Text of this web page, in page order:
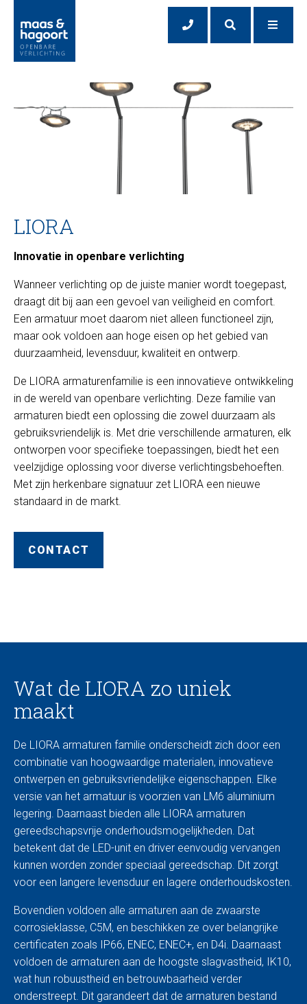
LIORA
Innovatie in openbare verlichting
Wanneer verlichting op de juiste manier wordt toegepast,
draagt dit bij aan een gevoel van veiligheid en comfort.
Een armatuur moet daarom niet alleen functioneel zijn,
maar ook voldoen aan hoge eisen op het gebied van
duurzaamheid, levensduur, kwaliteit en ontwerp.
De LIORA armaturenfamilie is een innovatieve ontwikkeling
in de wereld van openbare verlichting. Deze familie van
armaturen biedt een oplossing die zowel duurzaam als
gebruiksvriendelijk is. Met drie verschillende armaturen, elk
ontworpen voor specifieke toepassingen, biedt het een
veelzijdige oplossing voor diverse verlichtingsbehoeften.
Met zijn herkenbare signatuur zet LIORA een nieuwe
standaard in de markt.
CONTACT
Wat de LIORA zo uniek
maakt
De LIORA armaturen familie onderscheidt zich door een
combinatie van hoogwaardige materialen, innovatieve
ontwerpen en gebruiksvriendelijke eigenschappen. Elke
versie van het armatuur is voorzien van LM6 aluminium
legering. Daarnaast bieden alle LIORA armaturen
gereedschapsvrije onderhoudsmogelijkheden. Dat
betekent dat de LED-unit en driver eenvoudig vervangen
kunnen worden zonder speciaal gereedschap. Dit zorgt
voor een langere levensduur en lagere onderhoudskosten.
Bovendien voldoen alle armaturen aan de zwaarste
corrosieklasse, C5M, en beschikken ze over belangrijke
certificaten zoals IP66, ENEC, ENEC+, en D4i. Daarnaast
voldoen de armaturen aan de hoogste slagvastheid, IK10,
wat hun robuustheid en betrouwbaarheid verder
onderstreept. Dit garandeert dat de armaturen bestand